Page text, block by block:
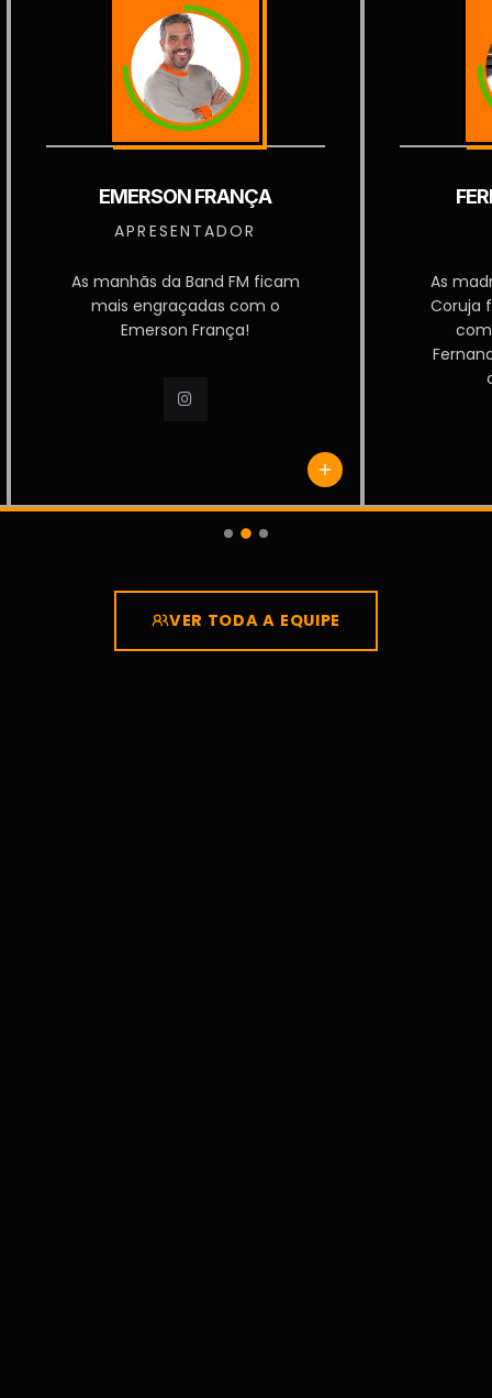
EMERSON FRANÇA
APRESENTADOR
As manhãs da Band FM ficam
mais engraçadas com o
Emerson França!
As
Coruja
VER TODA A EQUIPE